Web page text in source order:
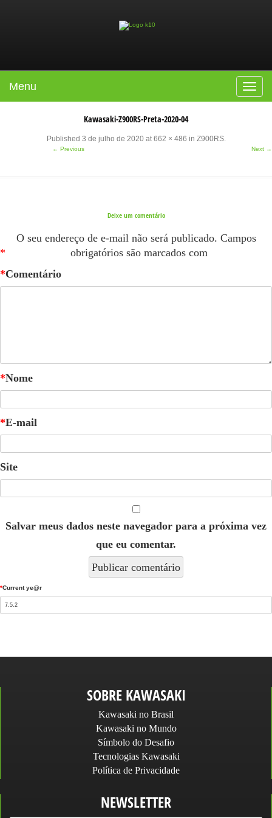
Toggle
Menu
Kawasaki-Z900RS-Preta-2020-04
Published 3 de julho de 2020at662 × 486 in Z900RS.
← Previous Next →
Deixe um comentário
O seu endereço de e-mail não será publicado. Campos
obrigatórios são marcados com
*
Comentário
*
Nome
*
E-mail
*
Site
Salvar meus dados neste navegador para a próxima vez
que eu comentar.
Current ye@r
*
SOBRE KAWASAKI
Kawasaki no Brasil
Kawasaki no Mundo
Símbolo do Desafio
Tecnologias Kawasaki
Política de Privacidade
NEWSLETTER